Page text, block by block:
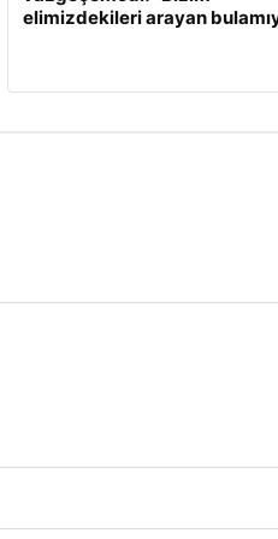
elimizdekileri arayan